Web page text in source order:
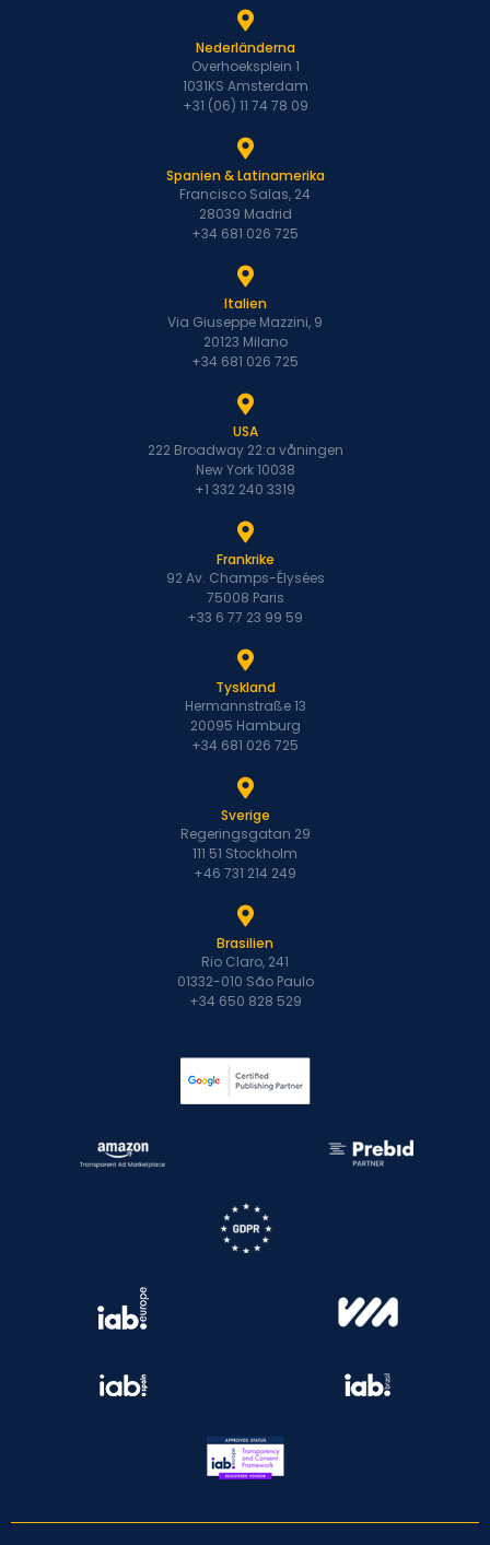
Nederländerna
Overhoeksplein 1
1031KS Amsterdam
+31 (06) 11 74 78 09
Spanien & Latinamerika
Francisco Salas, 24
28039 Madrid
+34 681 026 725
Italien
Via Giuseppe Mazzini, 9
20123 Milano
+34 681 026 725
USA
222 Broadway 22:a våningen
New York 10038
+1 332 240 3319
Frankrike
92 Av. Champs-Élysées
75008 Paris
+33 6 77 23 99 59
Tyskland
Hermannstraße 13
20095 Hamburg
+34 681 026 725
Sverige
Regeringsgatan 29
111 51 Stockholm
+46 731 214 249
Brasilien
Rio Claro, 241
01332-010 São Paulo
+34 650 828 529